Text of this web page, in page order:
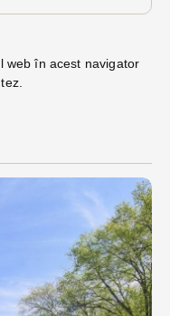
web în acest navigator